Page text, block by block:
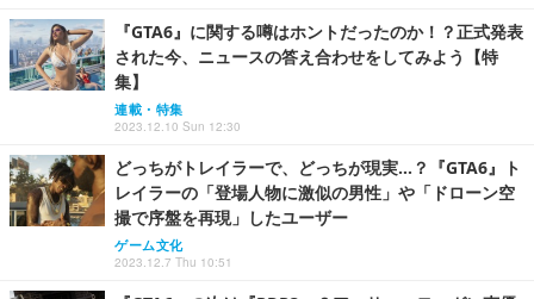
『GTA6』に関する噂はホントだったのか！？正式発表
された今、ニュースの答え合わせをしてみよう【特
集】
連載・特集
2023.12.10 Sun 12:30
どっちがトレイラーで、どっちが現実…？『GTA6』ト
レイラーの「登場人物に激似の男性」や「ドローン空
撮で序盤を再現」したユーザー
ゲーム文化
2023.12.7 Thu 10:51